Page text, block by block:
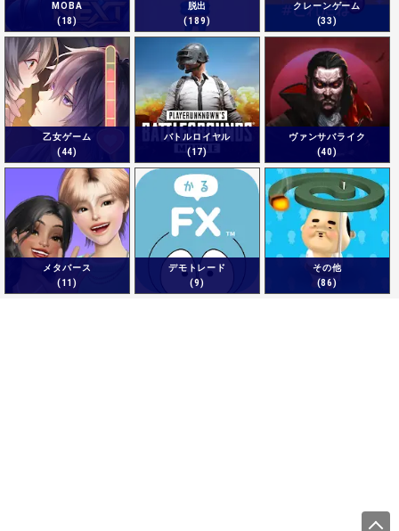
MOBA
(18)
脱出
(189)
クレーンゲーム
(33)
乙女ゲーム
(44)
バトルロイヤル
(17)
ヴァンサバライク
(40)
メタバース
(11)
デモトレード
(9)
その他
(86)